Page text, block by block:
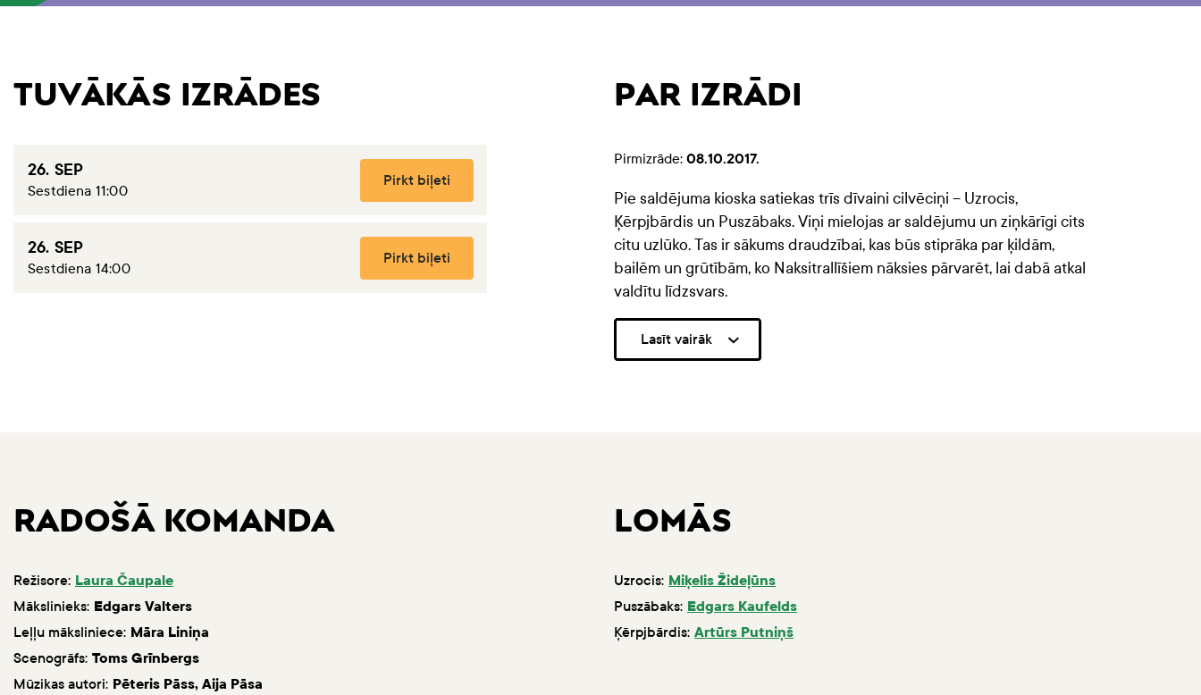
TUVĀKĀS IZRĀDES
26. SEP
Sestdiena 11:00
Pirkt biļeti
26. SEP
Sestdiena 14:00
Pirkt biļeti
PAR IZRĀDI
Pirmizrāde: 08.10.2017.
Pie saldējuma kioska satiekas trīs dīvaini cilvēciņi – Uzrocis,
Ķērpjbārdis un Puszābaks. Viņi mielojas ar saldējumu un ziņkārīgi cits
citu uzlūko. Tas ir sākums draudzībai, kas būs stiprāka par ķildām,
bailēm un grūtībām, ko Naksitrallīšiem nāksies pārvarēt, lai dabā atkal
valdītu līdzsvars.
Lasīt vairāk
RADOŠĀ KOMANDA
Režisore: Laura Čaupale
Mākslinieks: Edgars Valters
Leļļu māksliniece: Māra Liniņa
Scenogrāfs: Toms Grīnbergs
Mūzikas autori: Pēteris Pāss, Aija Pāsa
LOMĀS
Uzrocis: Miķelis Žideļūns
Puszābaks: Edgars Kaufelds
Ķērpjbārdis: Artūrs Putniņš